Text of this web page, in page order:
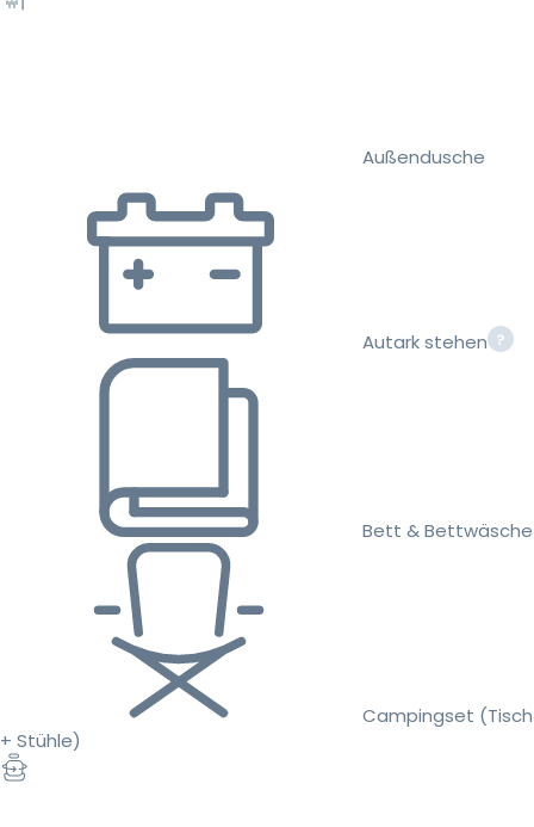
Außendusche
Autark stehen
Bett & Bettwäsche
Campingset (Tisch
+ Stühle)